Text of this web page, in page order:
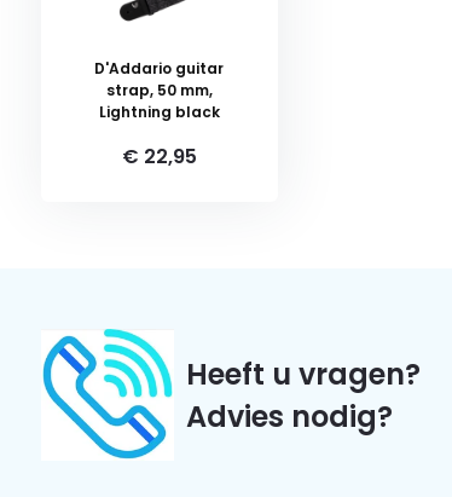
D'Addario guitar
strap, 50 mm,
Lightning black
€ 22,95
Heeft u vragen?
Advies nodig?